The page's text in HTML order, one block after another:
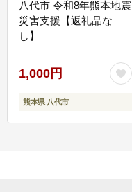
八代市 令和8年熊本地震
災害支援【返礼品な
し】
1,000円
熊本県 八代市